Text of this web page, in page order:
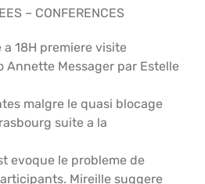
– CONFERENCES
18H premiere visite
Annette Messager par Estelle
malgre le quasi blocage
suite a la
evoque le probleme de
Mireille suggere